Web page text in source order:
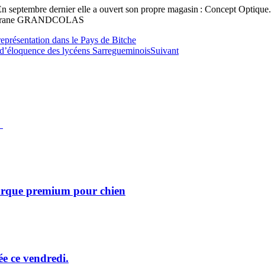
dernier elle a ouvert son propre magasin : Concept
GRANDCOLAS
dans le Pays de Bitche
des lycéens SarregueminoisSuivant
premium pour chien
ce vendredi.